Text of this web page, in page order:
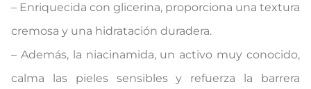
– Enriquecida con glicerina, proporciona una textura
cremosa y una hidratación duradera.
– Además, la niacinamida, un activo muy conocido,
calma las pieles sensibles y refuerza la barrera